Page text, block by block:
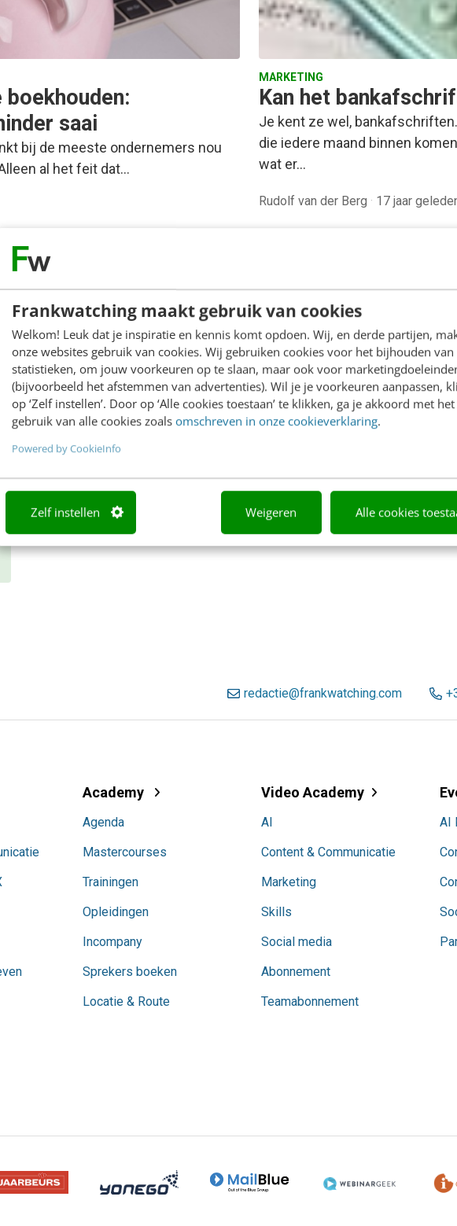
Frankwatching maakt gebruik van cookies
Welkom! Leuk dat je inspiratie en kennis komt opdoen. Wij, en derde partijen,
onze websites gebruik van cookies. Wij gebruiken cookies voor het bijhouden van
statistieken, om jouw voorkeuren op te slaan, maar ook voor
(bijvoorbeeld het afstemmen van advertenties). Wil je je voorkeuren aanpassen,
op ‘Zelf instellen’. Door op ‘Alle cookies toestaan’ te klikken, ga je akkoord met het
gebruik van alle cookies zoals omschreven in onze cookieverklaring.
Powered by CookieInfo
Zelf instellen Weigeren Alle cookies
boekhouden:
saai
bij de meeste ondernemers nou
al het feit dat…
MARKETING
Kan het
Je kent ze wel,
die iedere maand binnen
wat er…
Rudolf van der Berg · 17 jaar
redactie@frankwatching.com
Academy
Agenda
Mastercourses
Trainingen
Opleidingen
Incompany
Sprekers boeken
Locatie & Route
Video Academy
AI
Content & Communicatie
Marketing
Skills
Social media
Abonnement
Teamabonnement
AI